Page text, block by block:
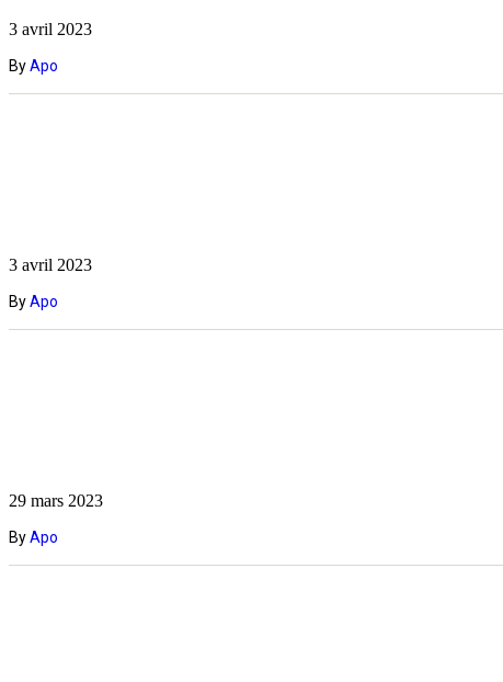
3 avril 2023
ByApo
3 avril 2023
ByApo
29 mars 2023
ByApo